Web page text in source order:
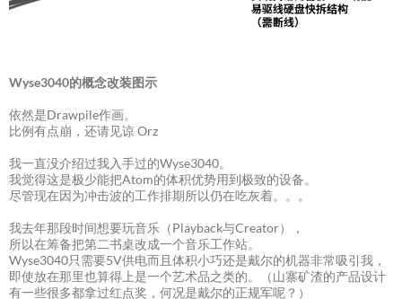
Wyse3040的概念改装图示
依然是Drawpile作画。
比例有点崩，还请见谅 Orz
我一直没介绍过我入手过的Wyse3040。
我觉得这是极少能把Atom的体积优势用到极致的设备。
尽管现在因为冲击波的工作排期所以仍在吃灰着。。。
我去年那段时间想要玩音乐（Playback与Creator），
所以在筹备把第二书桌改成一个音乐工作站。
Wyse3040只需要5V供电而且体积小巧还是戴尔的机器非常吸引我，
即使放在那里也算得上是一个艺术品之类的。（山寨矿渣的产品设计
有一些很多都拿过红点奖，何况是戴尔的正规军呢？）